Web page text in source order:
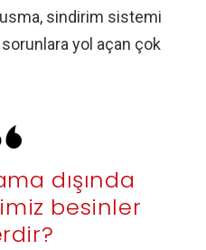
sindirim sistemi
sorunlara yol açan çok
dışında
besinler